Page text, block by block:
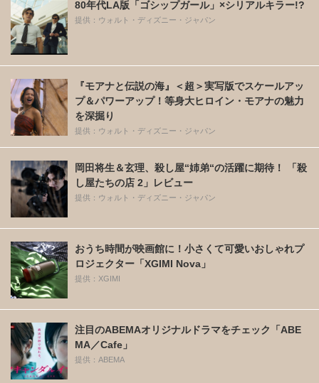
80年代LA版「ゴシップガール」×シリアルキラー!?
提供：ウォルト・ディズニー・ジャパン
『モアナと伝説の海』＜超＞実写版でスケールアッ
プ＆パワーアップ！等身大ヒロイン・モアナの魅力
を深掘り
提供：ウォルト・ディズニー・ジャパン
岡田将生＆玄理、殺し屋“姉弟“の活躍に期待！ 「殺
し屋たちの店 2」レビュー
提供：ウォルト・ディズニー・ジャパン
おうち時間が映画館に！小さくて可愛いおしゃれプ
ロジェクター「XGIMI Nova」
提供：XGIMI
注目のABEMAオリジナルドラマをチェック「ABE
MA／Cafe」
提供：ABEMA